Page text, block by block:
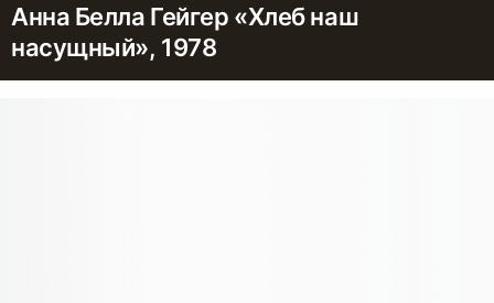
Анна Белла Гейгер «Хлеб наш
насущный», 1978